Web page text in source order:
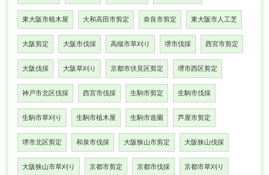
東大阪市植木屋 大和高田市剪定 奈良市剪定 東大阪市人工芝
大阪剪定 大阪市伐採 高槻市草刈り 堺市伐採 西宮市剪定
大阪伐採 大阪草刈り 京都市伏見区剪定 堺市西区剪定
神戸市北区伐採 西宮市伐採 生駒市剪定 生駒市伐採
生駒市草刈り 生駒市植木屋 生駒市造園 芦屋市剪定
堺市北区剪定 和泉市伐採 大阪狭山市剪定 大阪狭山伐採
大阪狭山市草刈り 京都市剪定 京都市伐採 京都市草刈り